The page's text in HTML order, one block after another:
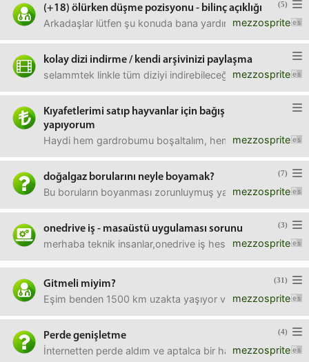
(5)
(+18) ölürken düşme pozisyonu - bilinç açıklığı
mezzosprite
Arkadaşlar lütfen şu konuda bana yardımcı olun, kime
kolay dizi indirme / kendi arşivinizi paylaşma
mezzosprite
selammtek linkle tüm diziyi indirebileceğim siteler var
Kıyafetlerimi satıp hayvanlar için bağış
yapıyorum
mezzosprite
Haydi hem gardrobumu boşaltalım, hem de hayvanlara
(7)
doğalgaz borularını neyle boyamak?
mezzosprite
Bu boruların boyanması zorunluymuş ya, belli bir tür
(3)
onedrive iş - masaüstü uygulaması sorunu
mezzosprite
merhaba teknik insanlar,onedrive iş hesabımın
(31)
Gitmeli miyim?
mezzosprite
Eşim benden 1500 km uzakta yaşıyor ve covid olmuş
(4)
Perde genişletme
mezzosprite
İnternetten perde aldım ve aptalca bir hata yaparak ölçü